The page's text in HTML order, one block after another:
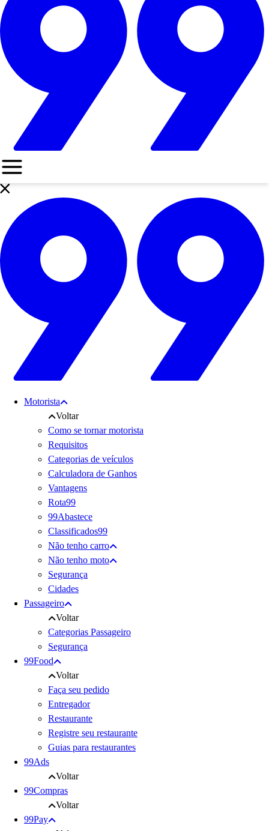
Motorista
Voltar
Como se tornar motorista
Requisitos
Categorias de veículos
Calculadora de Ganhos
Vantagens
Rota99
99Abastece
Classificados99
Não tenho carro
Não tenho moto
Segurança
Cidades
Passageiro
Voltar
Categorias Passageiro
Segurança
99Food
Voltar
Faça seu pedido
Entregador
Restaurante
Registre seu restaurante
Guias para restaurantes
99Ads
Voltar
99Compras
Voltar
99Pay